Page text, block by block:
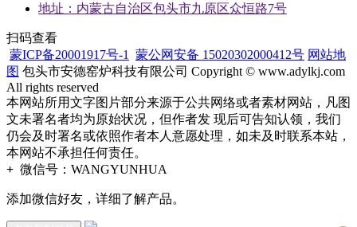
地址：内蒙古自治区包头市九原区众恒路7号
扫码查看
蒙ICP备20001917号-1
蒙公网安备 15020302000412号 网站地
图 包头市安德窑炉科技有限公司 Copyright © www.adylkj.com
All rights reserved
本网站所用文字图片部分来源于公共网络或者素材网站，凡图
文未署名者均为原始状况，但作者发 现后可告知认领，我们
仍会及时署名或依照作者本人意愿处理，如未及时联系本站，
本网站不承担任何责任。
+ 微信号： WANGYUNHUA
添加微信好友，详细了解产品。